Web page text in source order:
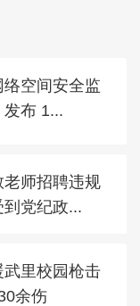
络空间安全监
布 1...
师招聘违规
党纪政...
里校园枪击
余伤